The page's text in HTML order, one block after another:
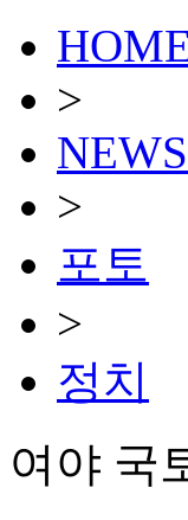
>
NEWS
>
포토
>
정치
여야 국